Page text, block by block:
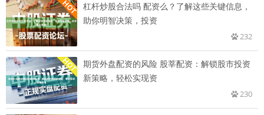
杠杆炒股合法吗 配资么？了解这些关键信息，
助你明智决策，投资
232
期货外盘配资的风险 股莘配资：解锁股市投资
新策略，轻松实现资
230